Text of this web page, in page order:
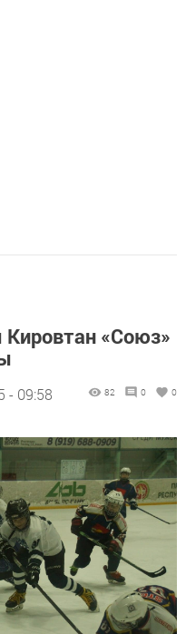
«Союз»
- 09:58 82 0 0